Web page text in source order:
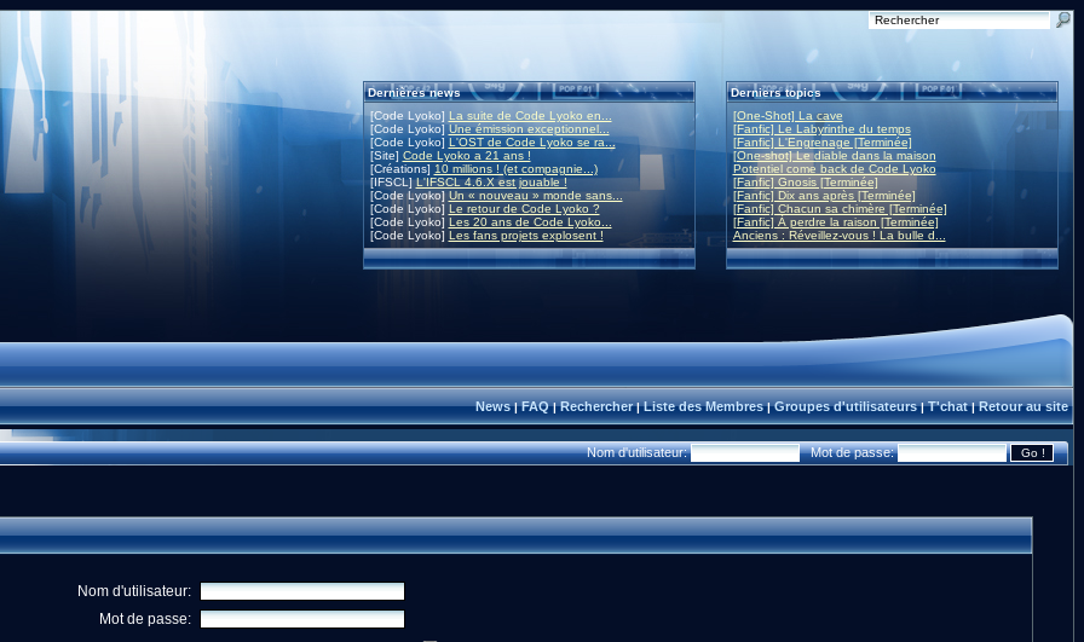
Dernières news
[Code Lyoko] La suite de Code Lyoko en...
[Code Lyoko]Une émission exceptionnel...
[Code Lyoko] L'OST de Code Lyoko se ra...
[Site] Code Lyoko a 21 ans !
[Créations] 10 millions ! (et compagnie...)
[IFSCL]L'IFSCL 4.6.X est jouable !
[Code Lyoko] Un « nouveau » monde sans...
[Code Lyoko] Le retour de Code Lyoko ?
[Code Lyoko] Les 20 ans de Code Lyoko...
[Code Lyoko] Les fans projets explosent !
Derniers topics
[One-Shot] La cave
[Fanfic] Le Labyrinthe du temps
[Fanfic] L'Engrenage [Terminée]
[One-shot] Le diable dans la maison
Potentiel come back de Code Lyoko
[Fanfic] Gnosis [Terminée]
[Fanfic] Dix ans après [Terminée]
[Fanfic] Chacun sa chimère [Terminée]
[Fanfic] À perdre la raison [Terminée]
Anciens : Réveillez-vous ! La bulle d...
News|FAQ|Rechercher|Liste des Membres|Groupes d'utilisateurs|T'chat|Retour au site
Nom d'utilisateur: Mot de passe:
Nom d'utilisateur:
Mot de passe: